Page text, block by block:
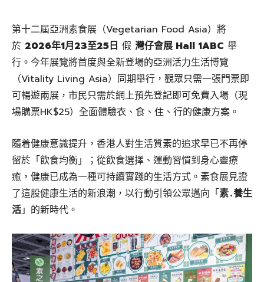
第十二屆亞洲素食展（Vegetarian Food Asia）將
於 2026年1月23至25日 假 灣仔會展 Hall 1ABC 舉
行。今年展覽將首度與全新登場的亞洲活力生活博覽
（Vitality Living Asia）同期舉行，觀眾只需一張門票即
可暢遊兩展，市民只需於網上預先登記即可免費入場（現
場購票HK$25）全面體驗衣、食、住、行的健康方案。
隨着健康意識提升，香港人對生活質素的追求早已不再停
留於「飲食均衡」；從飲食選擇、運動習慣到身心靈療
癒，健康已成為一種可持續實踐的生活方式。素食展見證
了這股健康生活的新浪潮，以行動引領公眾邁向「素․養生
活」的新時代。